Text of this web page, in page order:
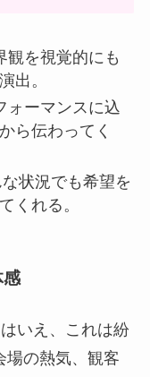
観を視覚的にも
出。
ォーマンスに込
ら伝わってく
状況でも希望を
くれる。
感
いえ、これは紛
場の熱気、観客